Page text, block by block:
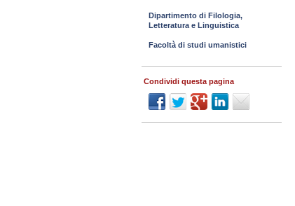
Dipartimento di Filologia,
Letteratura e Linguistica
Facoltà di studi umanistici
Condividi questa pagina